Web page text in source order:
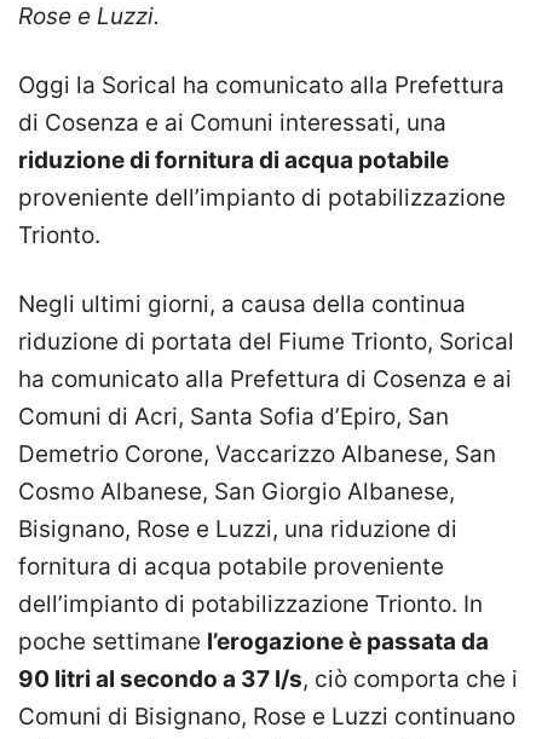
Rose e Luzzi.
Oggi la Sorical ha comunicato alla Prefettura
di Cosenza e ai Comuni interessati, una
riduzione di fornitura di acqua potabile
proveniente dell’impianto di potabilizzazione
Trionto.
Negli ultimi giorni, a causa della continua
riduzione di portata del Fiume Trionto, Sorical
ha comunicato alla Prefettura di Cosenza e ai
Comuni di Acri, Santa Sofia d’Epiro, San
Demetrio Corone, Vaccarizzo Albanese, San
Cosmo Albanese, San Giorgio Albanese,
Bisignano, Rose e Luzzi, una riduzione di
fornitura di acqua potabile proveniente
dell’impianto di potabilizzazione Trionto. In
poche settimane l’erogazione è passata da
90 litri al secondo a 37 l/s, ciò comporta che i
Comuni di Bisignano, Rose e Luzzi continuano